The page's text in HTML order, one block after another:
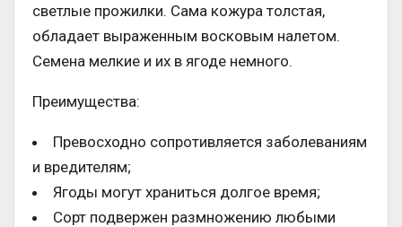
светлые прожилки. Сама кожура толстая,
обладает выраженным восковым налетом.
Семена мелкие и их в ягоде немного.
Преимущества:
Превосходно сопротивляется заболеваниям
и вредителям;
Ягоды могут храниться долгое время;
Сорт подвержен размножению любыми